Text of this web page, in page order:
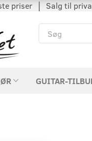
│ Salg til private
GUITAR-